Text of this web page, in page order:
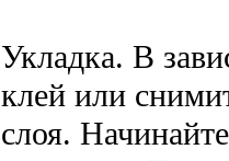
Укладка. В
клей или
слоя.